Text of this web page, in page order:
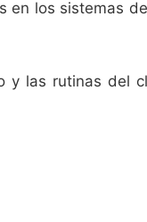
los sistemas
y las rutinas del